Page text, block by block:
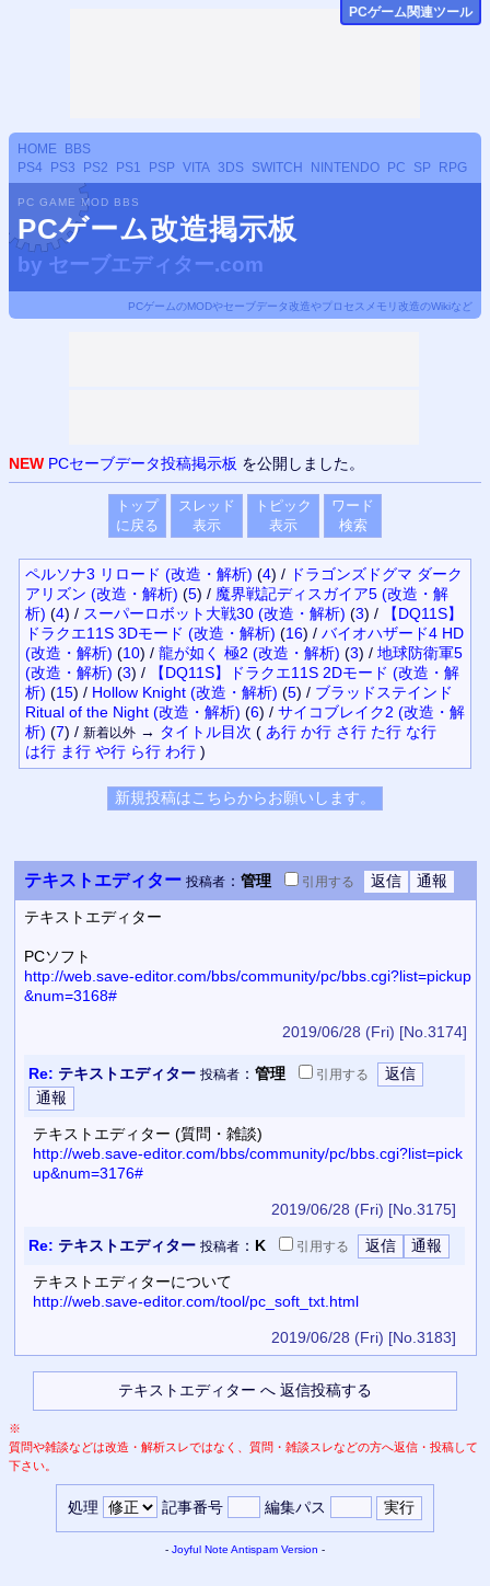
HOME
BBS
PS4
PS3 PS2 PS1 PSP VITA 3DS SWITCH NINTENDO PC SP RPG
PC GAME MOD BBS
PCゲーム改造掲示板
by セーブエディター.com
PCゲームのMODやセーブデータ改造やプロセスメモリ改造のWikiなど
NEW PCセーブデータ投稿掲示板 を公開しました。
トップ
に戻る
スレッド
表示
トピック
表示
ワード
検索
ペルソナ3 リロード (改造・解析) (4) / ドラゴンズドグマ ダーク
アリズン (改造・解析) (5) / 魔界戦記ディスガイア5 (改造・解
析) (4) / スーパーロボット大戦30 (改造・解析) (3) /
【DQ11S】
ドラクエ11S 3Dモード (改造・解析) (16) / バイオハザード4 HD
(改造・解析) (10) / 龍が如く 極2 (改造・解析) (3) / 地球防衛軍5
(改造・解析) (3) /
【DQ11S】ドラクエ11S 2Dモード (改造・解
析) (15) / Hollow Knight (改造・解析) (5) / ブラッドステインド
Ritual of the Night (改造・解析) (6) / サイコブレイク2 (改造・解
析) (7) / 新着以外 → タイトル目次 ( あ行 か行 さ行 た行 な行
は行 ま行 や行 ら行 わ行 )
テキストエディター 投稿者： 管理 引用する
テキストエディター
PCソフト
http://web.save-editor.com/bbs/community/pc/bbs.cgi?list=pickup
&num=3168#
2019/06/28 (Fri) [No.3174]
Re: テキストエディター 投稿者： 管理 引用する
テキストエディター (質問・雑談)
http://web.save-editor.com/bbs/community/pc/bbs.cgi?list=pick
up&num=3176#
2019/06/28 (Fri) [No.3175]
Re: テキストエディター 投稿者： K 引用する
テキストエディターについて
http://web.save-editor.com/tool/pc_soft_txt.html
2019/06/28 (Fri) [No.3183]
※
質問や雑談などは改造・解析スレではなく、質問・雑談スレなどの方へ返信・投稿して
下さい。
処理 記事番号 編集パス
- Joyful Note Antispam Version -
PCゲーム関連ツール